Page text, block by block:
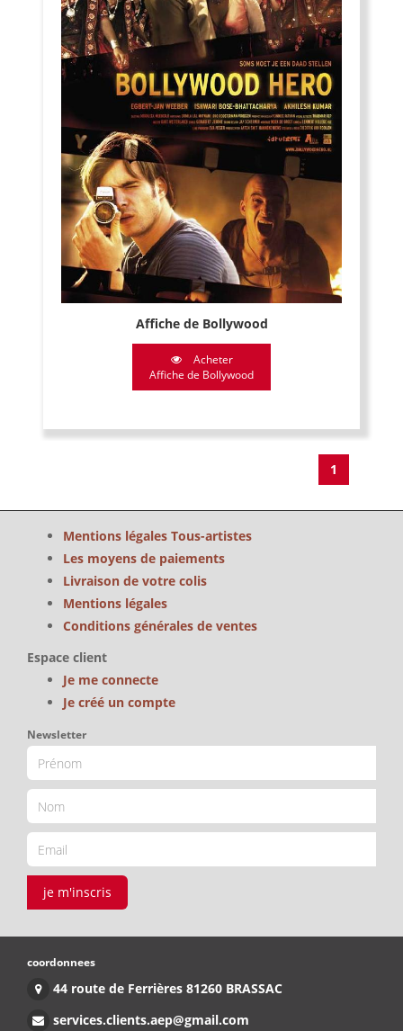
Affiche de Bollywood
Acheter
Affiche de Bollywood
1
Mentions légales Tous-artistes
Les moyens de paiements
Livraison de votre colis
Mentions légales
Conditions générales de ventes
Espace client
Je me connecte
Je créé un compte
Newsletter
je m'inscris
coordonnees
44 route de Ferrières 81260 BRASSAC
services.clients.aep@gmail.com